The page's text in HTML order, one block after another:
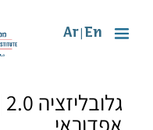
En
Ar
אפדוראי